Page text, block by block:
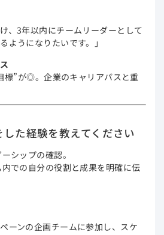
、3年以内にチームリーダーとして
ようになりたいです。」
標”が◎。企業のキャリアパスと重
た経験を教えてください
シップの確認。
内での自分の役割と成果を明確に伝
ーンの企画チームに参加し、スケ